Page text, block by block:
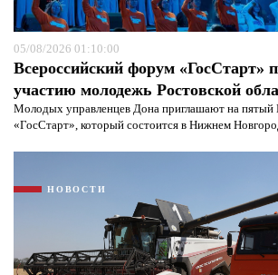
05/08/2026 01:10:00
Всероссийский форум «ГосСтарт»
участию молодежь Ростовской
Молодых управленцев Дона приглашают на пятый
«ГосСтарт», который состоится в Нижнем
НОВОСТИ